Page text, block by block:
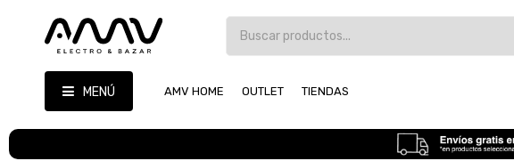
MENÚ AMV HOME OUTLET TIENDAS